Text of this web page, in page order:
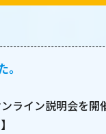
ライン説明会を開